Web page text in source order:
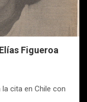
Figueroa
la cita en Chile con